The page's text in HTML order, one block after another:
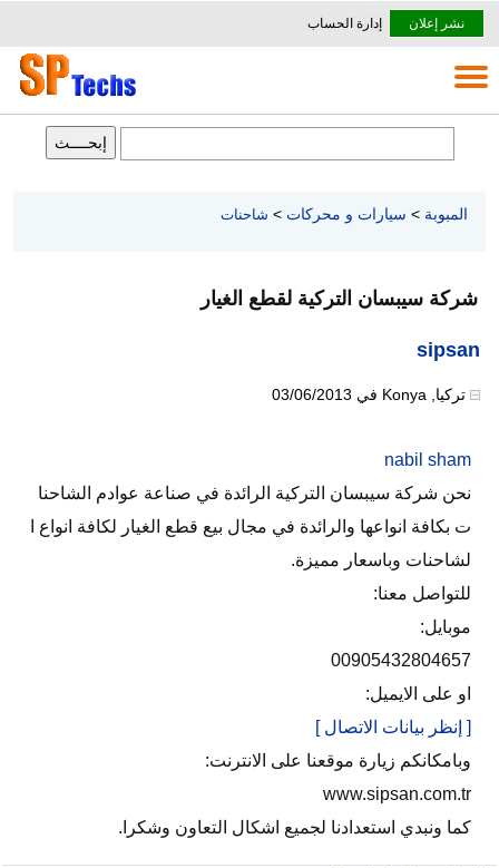
نشر إعلان إدارة الحساب
المبوبة > سيارات و محركات > شاحنات
شركة سيبسان التركية لقطع الغيار
sipsan
تركيا Konya في 03/06/2013
nabil sham
نحن شركة سيبسان التركية الرائدة في صناعة عوادم الشاحنا
ت بكافة انواعها والرائدة في مجال بيع قطع الغيار لكافة انواع ا
لشاحنات وباسعار مميزة.
للتواصل معنا:
موبايل:
00905432804657
او على الايميل:
[ إنظر بيانات الاتصال ]
وبامكانكم زيارة موقعنا على الانترنت:
www.sipsan.com.tr
كما ونبدي استعدادنا لجميع اشكال التعاون وشكرا.